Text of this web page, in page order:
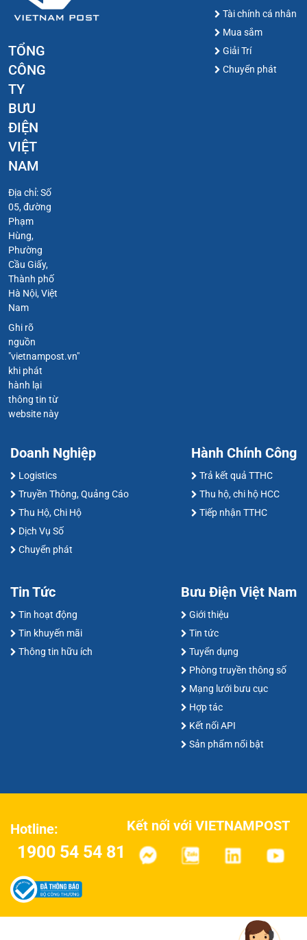
TỔNG
CÔNG
TY
BƯU
ĐIỆN
VIỆT
NAM
Địa chỉ: Số
05, đường
Phạm
Hùng,
Phường
Cầu Giấy,
Thành phố
Hà Nội, Việt
Nam
Ghi rõ
nguồn
"vietnampost.vn"
khi phát
hành lại
thông tin từ
website này
Tài chính cá nhân
Mua sắm
Giải Trí
Chuyển phát
Doanh Nghiệp
Logistics
Truyền Thông, Quảng Cáo
Thu Hộ, Chi Hộ
Dịch Vụ Số
Chuyển phát
Hành Chính Công
Trả kết quả TTHC
Thu hộ, chi hộ HCC
Tiếp nhận TTHC
Tin Tức
Tin hoạt động
Tin khuyến mãi
Thông tin hữu ích
Bưu Điện Việt Nam
Giới thiệu
Tin tức
Tuyển dụng
Phòng truyền thông số
Mạng lưới bưu cục
Hợp tác
Kết nối API
Sản phẩm nổi bật
Hotline:
1900 54 54 81
Kết nối với VIETNAMPOST